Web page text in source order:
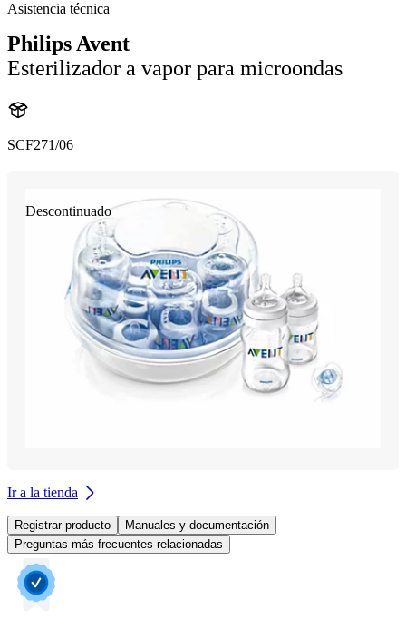
Asistencia técnica
Philips Avent
Esterilizador a vapor para microondas
SCF271/06
Descontinuado
Ir a la tienda
Registrar producto
Manuales y documentación
Preguntas más frecuentes relacionadas